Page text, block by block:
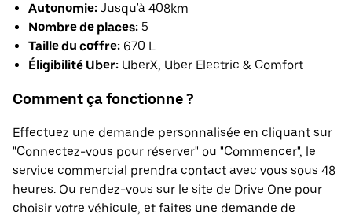
Autonomie: Jusqu'à 408km
Nombre de places: 5
Taille du coffre: 670 L
Éligibilité Uber: UberX, Uber Electric & Comfort
Comment ça fonctionne ?
Effectuez une demande personnalisée en cliquant sur
"Connectez-vous pour réserver" ou "Commencer", le
service commercial prendra contact avec vous sous 48
heures. Ou rendez-vous sur le site de Drive One pour
choisir votre véhicule, et faites une demande de